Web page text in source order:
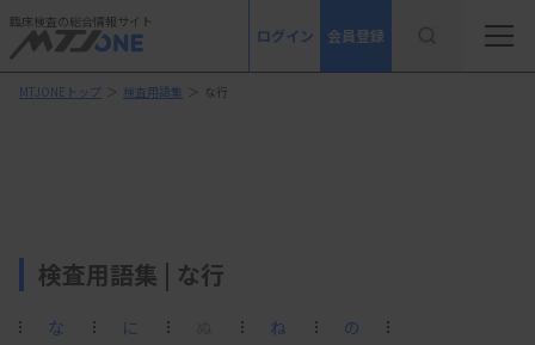
臨床検査の総合情報サイト
ログイン 会員登録
MTJONEトップ ＞ 検査用語集 ＞ な行
検査用語集 | な行
な に ね の